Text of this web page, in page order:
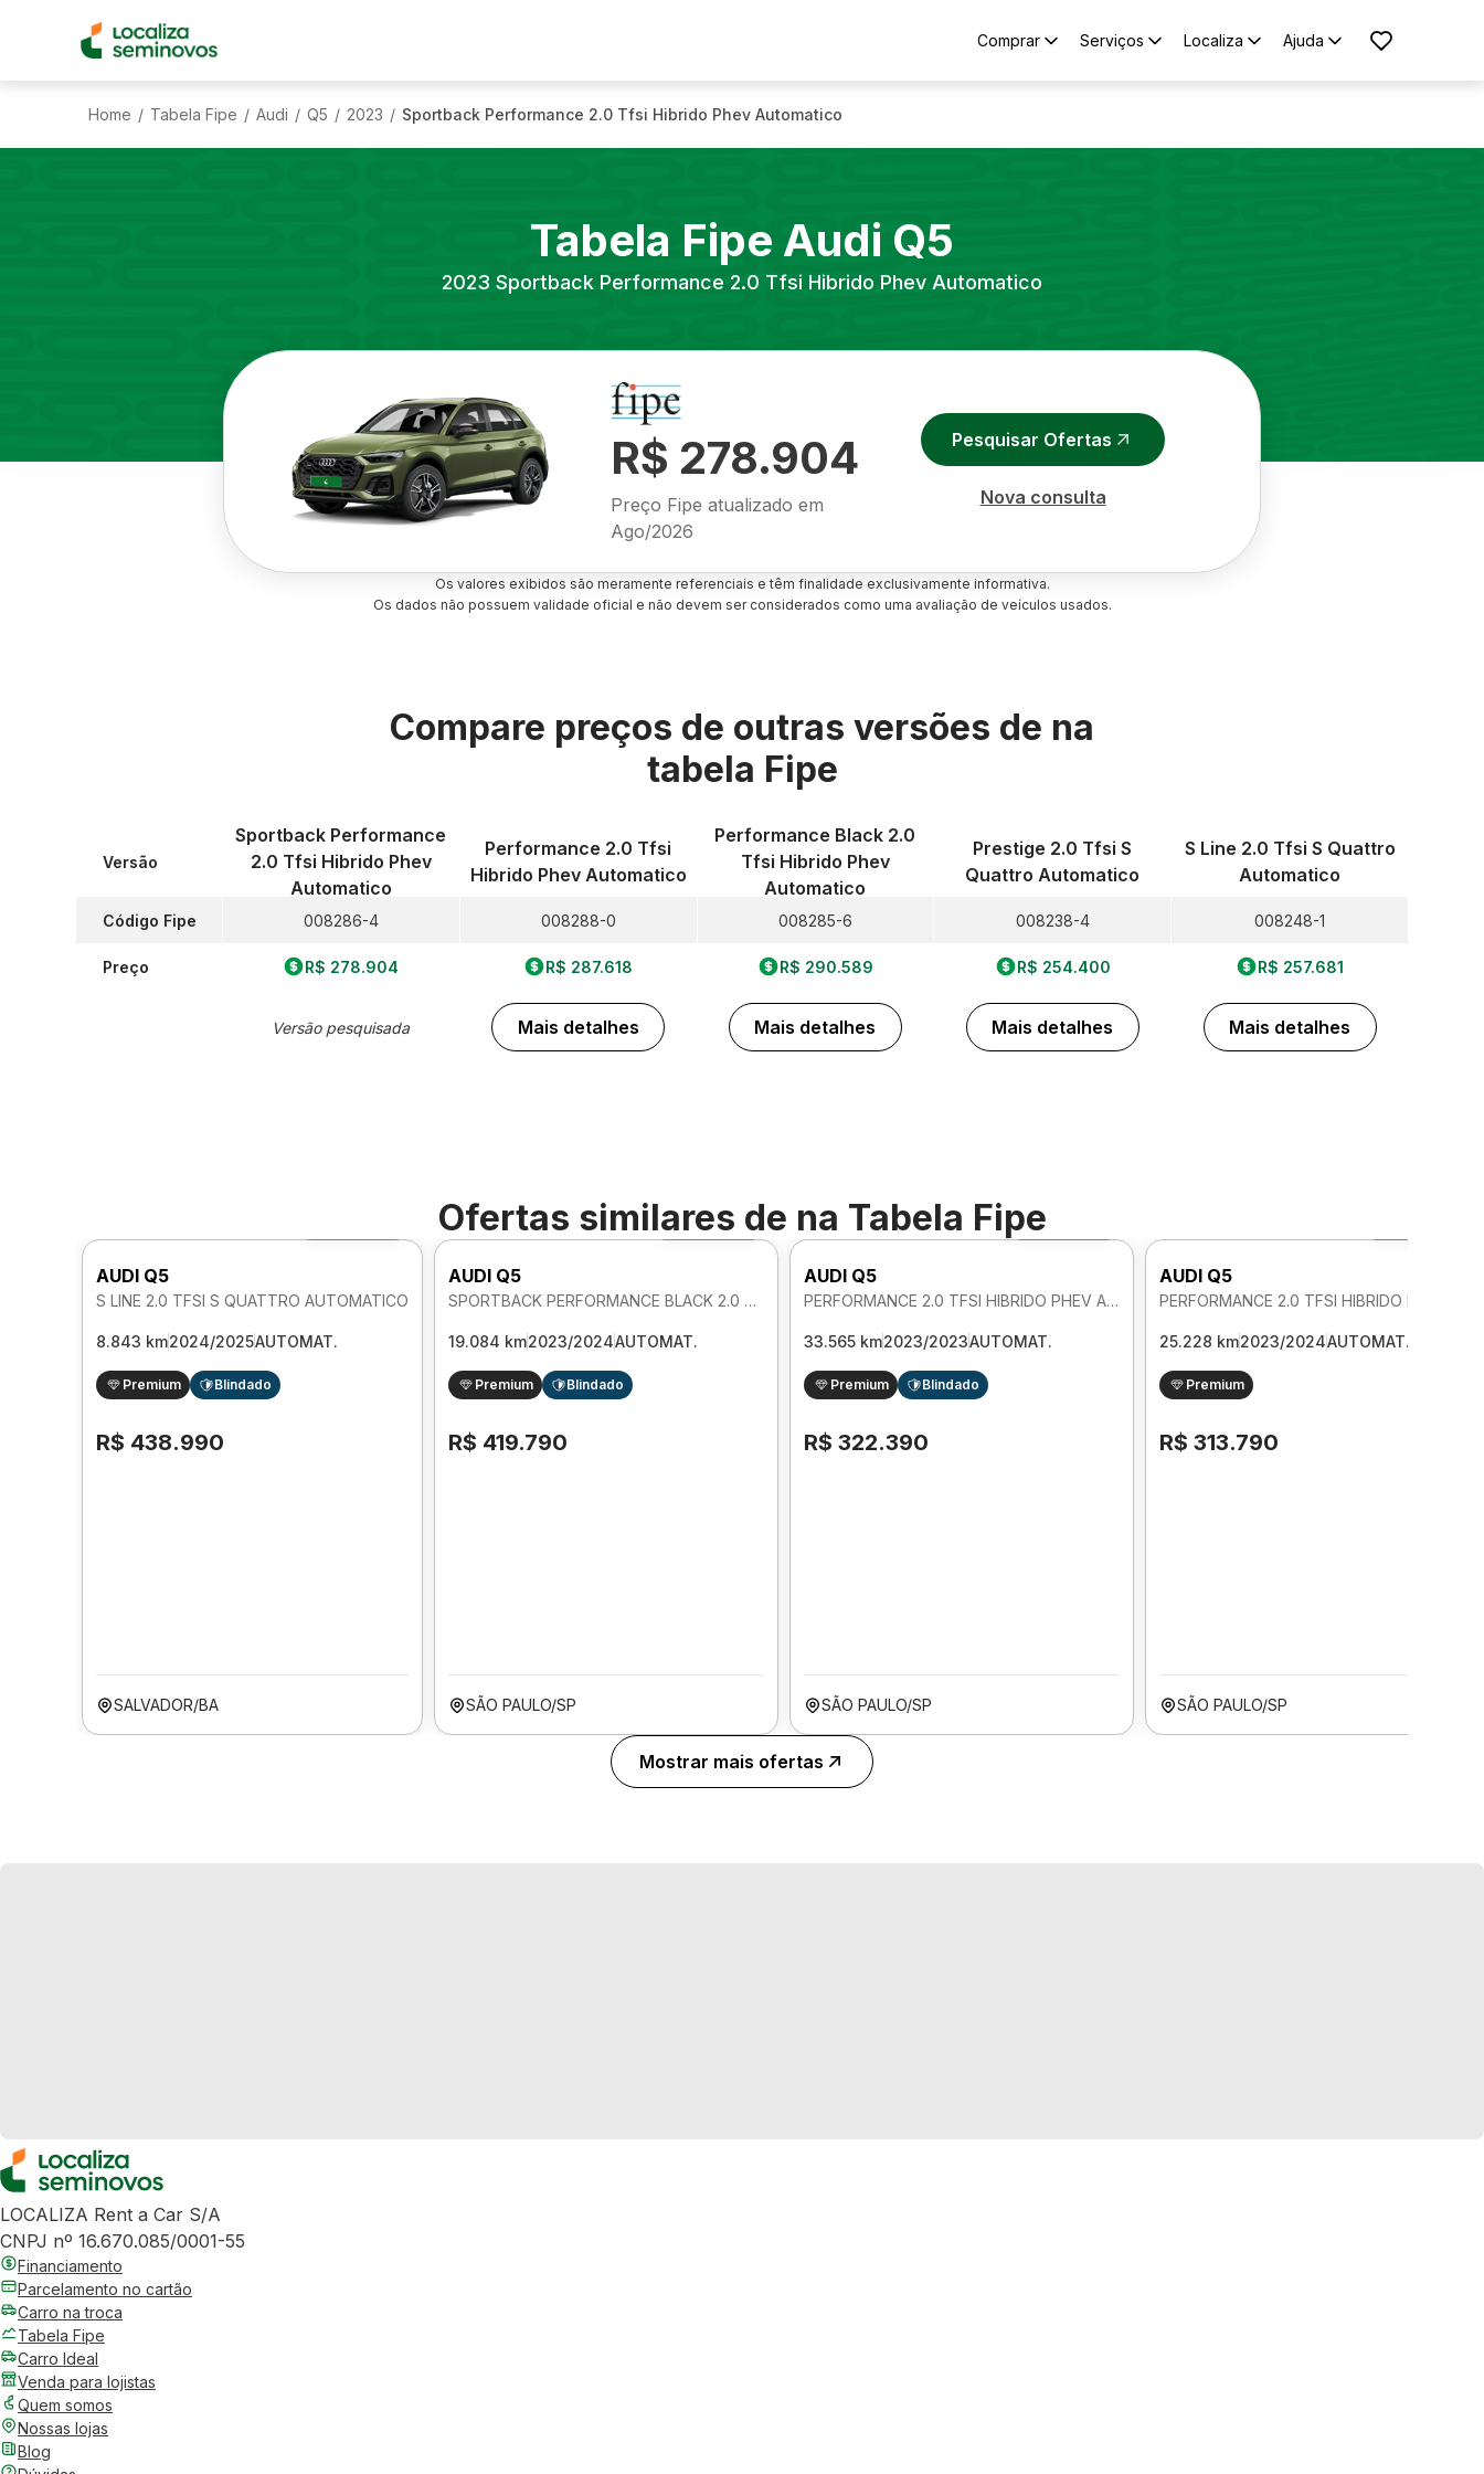
Comprar Serviços Localiza Ajuda
Home / Tabela Fipe / Audi / Q5 / 2023 / Sportback Performance 2.0 Tfsi Hibrido Phev Automatico
Tabela Fipe Audi Q5
2023 Sportback Performance 2.0 Tfsi Hibrido Phev Automatico
R$ 278.904
Preço Fipe atualizado em
Ago/2026
Pesquisar Ofertas
Nova consulta
Os valores exibidos são meramente referenciais e têm finalidade exclusivamente informativa.
Os dados não possuem validade oficial e não devem ser considerados como uma avaliação de veículos usados.
Compare preços de outras versões de na
tabela Fipe
Versão
Código Fipe
Preço
Sportback Performance
2.0 Tfsi Hibrido Phev
Automatico
008286-4
R$ 278.904
Versão pesquisada
Performance 2.0 Tfsi
Hibrido Phev Automatico
008288-0
R$ 287.618
Mais detalhes
Performance Black 2.0
Tfsi Hibrido Phev
Automatico
008285-6
R$ 290.589
Mais detalhes
Prestige 2.0 Tfsi S
Quattro Automatico
008238-4
R$ 254.400
Mais detalhes
S Line 2.0 Tfsi S Quattro
Automatico
008248-1
R$ 257.681
Mais detalhes
Ofertas similares de na Tabela Fipe
AUDI Q5
S LINE 2.0 TFSI S QUATTRO AUTOMATICO
8.843 km2024/2025AUTOMAT.
Premium Blindado
R$ 438.990
SALVADOR/BA
Foto 360º
AUDI Q5
SPORTBACK PERFORMANCE BLACK 2.0 TFSI HIBRIDO PHEV AUTOMATICO
19.084 km2023/2024AUTOMAT.
Premium Blindado
R$ 419.790
SÃO PAULO/SP
Foto 360º
AUDI Q5
PERFORMANCE 2.0 TFSI HIBRIDO PHEV AUTOMATICO
33.565 km2023/2023AUTOMAT.
Premium Blindado
R$ 322.390
SÃO PAULO/SP
AUDI Q5
25.228 km2023/2024AUTOMAT.
Premium
R$ 313.790
SÃO PAULO/SP
Mostrar mais ofertas
LOCALIZA Rent a Car S/A
CNPJ nº 16.670.085/0001-55
Financiamento
Parcelamento no cartão
Carro na troca
Tabela Fipe
Carro Ideal
Venda para lojistas
Quem somos
Nossas lojas
Blog